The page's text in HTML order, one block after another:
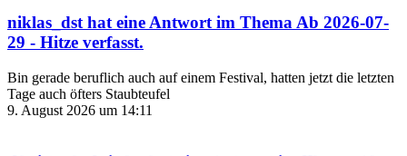
niklas_dst hat eine Antwort im Thema Ab 2026-07-
29 - Hitze verfasst.
Bin gerade beruflich auch auf einem Festival, hatten jetzt die letzten
Tage auch öfters Staubteufel
9. August 2026 um 14:11